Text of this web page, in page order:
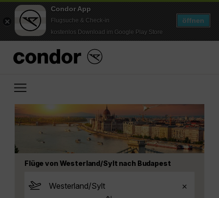
Condor App
Flugsuche & Check-in
kostenlos Download im Google Play Store
öffnen
Flüge von Westerland/Sylt nach Budapest